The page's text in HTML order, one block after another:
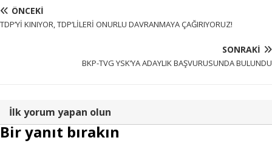
ÖNCEKI
TDP’Yİ KINIYOR, TDP’LİLERİ ONURLU DAVRANMAYA ÇAĞIRIYORUZ!
SONRAKI
BKP-TVG YSK’YA ADAYLIK BAŞVURUSUNDA BULUNDU
İlk yorum yapan olun
Bir yanıt bırakın